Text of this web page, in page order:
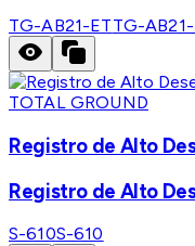
TG-AB21-ETTG-
TOTAL GROUND
Registro de Alto
Registro de Alto
S-610S-610